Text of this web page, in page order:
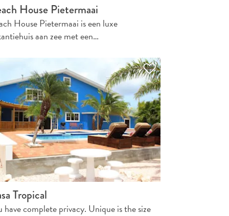
House Pietermaai
House Pietermaai is een luxe
aan zee met een…
Tropical
have complete privacy. Unique is the size